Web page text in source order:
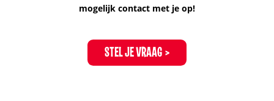
mogelijk contact met je op!
STEL JE VRAAG